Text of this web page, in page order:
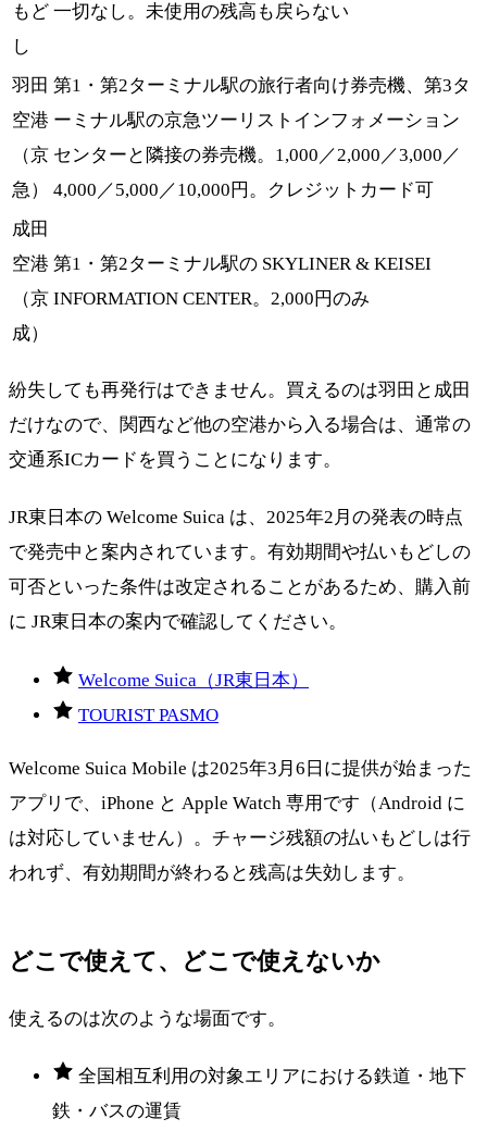
もど
し
一切なし。未使用の残高も戻らない
羽田
空港
（京
急）
第1・第2ターミナル駅の旅行者向け券売機、第3タ
ーミナル駅の京急ツーリストインフォメーション
センターと隣接の券売機。1,000／2,000／3,000／
4,000／5,000／10,000円。クレジットカード可
成田
空港
（京
成）
第1・第2ターミナル駅の SKYLINER & KEISEI
INFORMATION CENTER。2,000円のみ
紛失しても再発行はできません。買えるのは羽田と成田
だけなので、関西など他の空港から入る場合は、通常の
交通系ICカードを買うことになります。
JR東日本の Welcome Suica は、2025年2月の発表の時点
で発売中と案内されています。有効期間や払いもどしの
可否といった条件は改定されることがあるため、購入前
に JR東日本の案内で確認してください。
Welcome Suica（JR東日本）
TOURIST PASMO
Welcome Suica Mobile は2025年3月6日に提供が始まった
アプリで、iPhone と Apple Watch 専用です（Android に
は対応していません）。チャージ残額の払いもどしは行
われず、有効期間が終わると残高は失効します。
どこで使えて、どこで使えないか
使えるのは次のような場面です。
全国相互利用の対象エリアにおける鉄道・地下
鉄・バスの運賃